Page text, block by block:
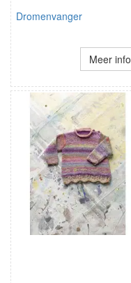
Dromenvanger
Meer info